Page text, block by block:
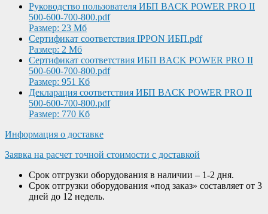
Руководство пользователя ИБП BACK POWER PRO II
500-600-700-800.pdf
Размер: 23 Мб
Сертификат соответствия IPPON ИБП.pdf
Размер: 2 Мб
Сертификат соответствия ИБП BACK POWER PRO II
500-600-700-800.pdf
Размер: 951 Кб
Декларация соответствия ИБП BACK POWER PRO II
500-600-700-800.pdf
Размер: 770 Кб
Информация о доставке
Заявка на расчет точной стоимости с доставкой
Срок отгрузки оборудования в наличии – 1-2 дня.
Срок отгрузки оборудования «под заказ» составляет от 3
дней до 12 недель.